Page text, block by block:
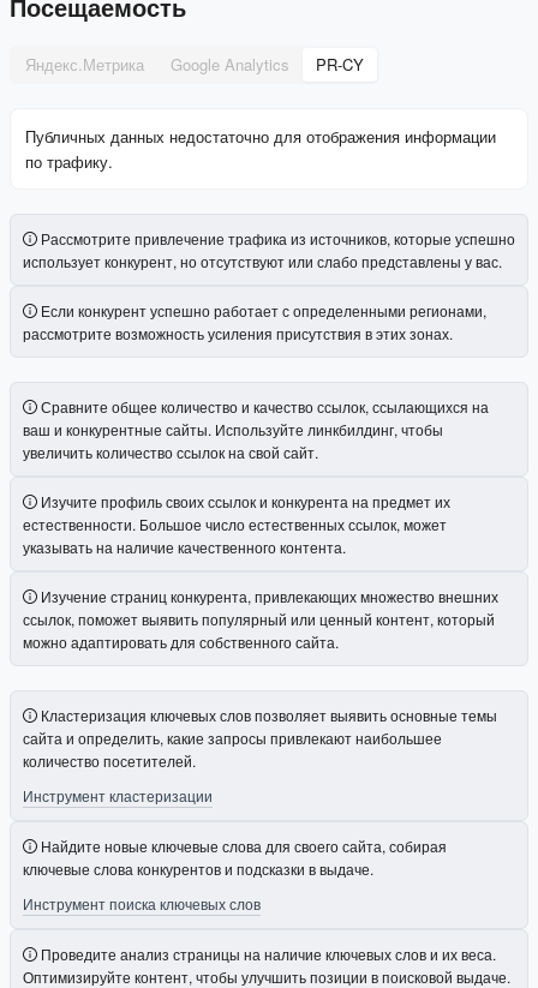
Яндекс.Метрика Google Analytics PR-CY
Публичных данных недостаточно для отображения информации
по трафику.
Рассмотрите привлечение трафика из источников, которые успешно
использует конкурент, но отсутствуют или слабо представлены у вас.
Если конкурент успешно работает с определенными регионами,
рассмотрите возможность усиления присутствия в этих зонах.
Сравните общее количество и качество ссылок, ссылающихся на
ваш и конкурентные сайты. Используйте линкбилдинг, чтобы
увеличить количество ссылок на свой сайт.
Изучите профиль своих ссылок и конкурента на предмет их
естественности. Большое число естественных ссылок, может
указывать на наличие качественного контента.
Изучение страниц конкурента, привлекающих множество внешних
ссылок, поможет выявить популярный или ценный контент, который
можно адаптировать для собственного сайта.
Кластеризация ключевых слов позволяет выявить основные темы
сайта и определить, какие запросы привлекают наибольшее
количество посетителей.
Инструмент кластеризации
Найдите новые ключевые слова для своего сайта, собирая
ключевые слова конкурентов и подсказки в выдаче.
Инструмент поиска ключевых слов
Проведите анализ страницы на наличие ключевых слов и их веса.
Оптимизируйте контент, чтобы улучшить позиции в поисковой выдаче.